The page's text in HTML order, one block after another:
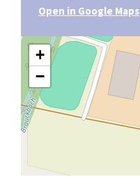
Open in Google Maps
+
−